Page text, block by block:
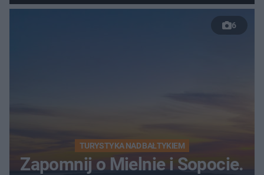
szczyt Gór Świętokrzyskich
6
TURYSTYKA NAD BAŁTYKIEM
Zapomnij o Mielnie i Sopocie.